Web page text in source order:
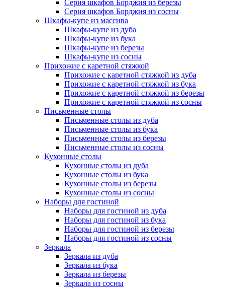
Серия шкафов Борджия из березы
Серия шкафов Борджия из сосны
Шкафы-купе из массива
Шкафы-купе из дуба
Шкафы-купе из бука
Шкафы-купе из березы
Шкафы-купе из сосны
Прихожие с каретной стяжкой
Прихожие с каретной стяжкой из дуба
Прихожие с каретной стяжкой из бука
Прихожие с каретной стяжкой из березы
Прихожие с каретной стяжкой из сосны
Письменные столы
Письменные столы из дуба
Письменные столы из бука
Письменные столы из березы
Письменные столы из сосны
Кухонные столы
Кухонные столы из дуба
Кухонные столы из бука
Кухонные столы из березы
Кухонные столы из сосны
Наборы для гостиной
Наборы для гостиной из дуба
Наборы для гостиной из бука
Наборы для гостиной из березы
Наборы для гостиной из сосны
Зеркала
Зеркала из дуба
Зеркала из бука
Зеркала из березы
Зеркала из сосны